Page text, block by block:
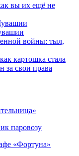
вы их ещё не
войны: тыл,
картошка стала
за свои права
паровозу
«Фортуна»